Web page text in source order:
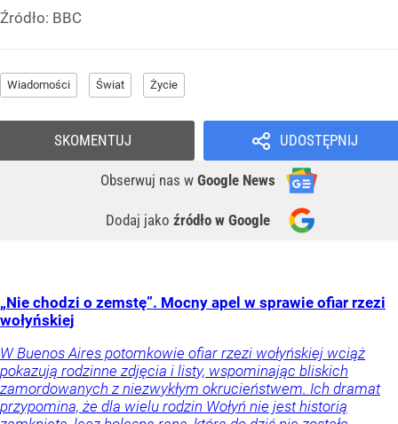
Źródło: BBC
Wiadomości Świat Życie
UDOSTĘPNIJ
Obserwuj nas w Google News
Dodaj jako źródło w Google
SKOMENTUJ
„Nie chodzi o zemstę”. Mocny apel w sprawie ofiar rzezi
wołyńskiej
W Buenos Aires potomkowie ofiar rzezi wołyńskiej wciąż
pokazują rodzinne zdjęcia i listy, wspominając bliskich
zamordowanych z niezwykłym okrucieństwem. Ich dramat
przypomina, że dla wielu rodzin Wołyń nie jest historią